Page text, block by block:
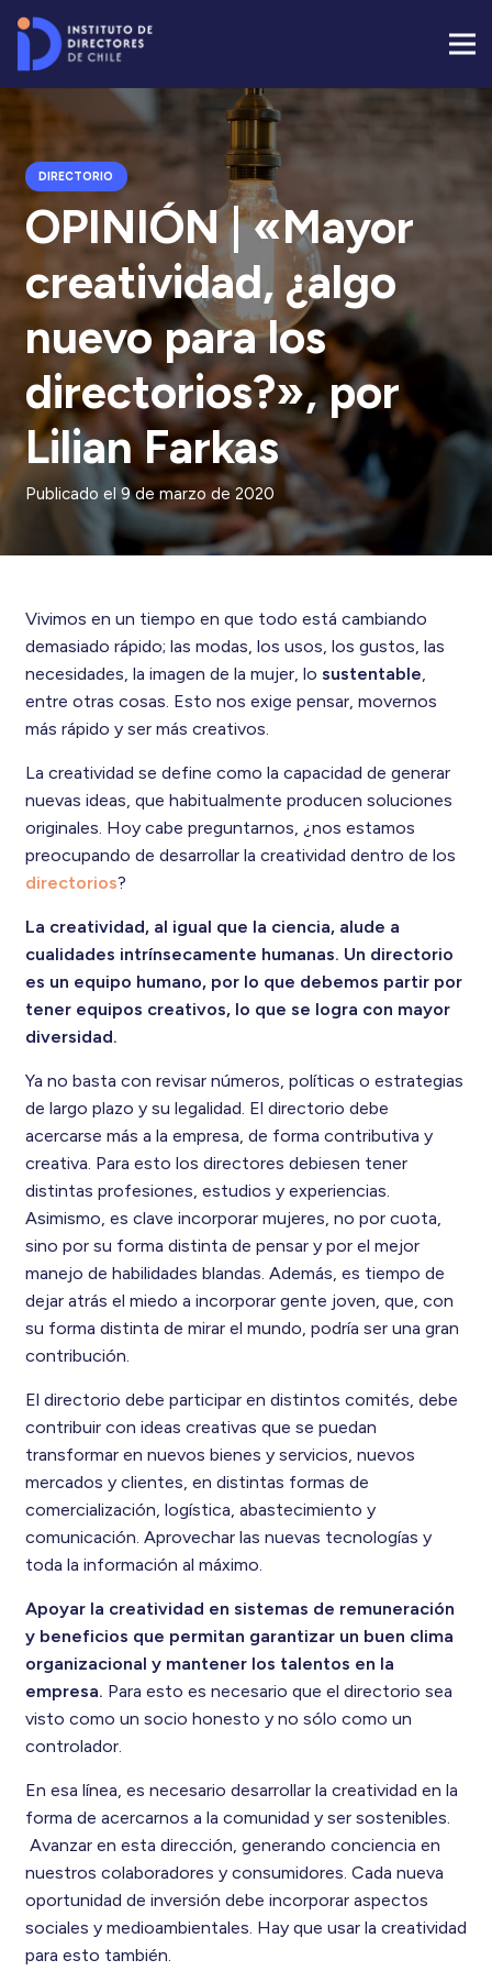
DIRECTORIO
OPINIÓN | «Mayor
creatividad, ¿algo
nuevo para los
directorios?», por
Lilian Farkas
Publicado el 9 de marzo de 2020
Vivimos en un tiempo en que todo está cambiando
demasiado rápido; las modas, los usos, los gustos, las
necesidades, la imagen de la mujer, lo sustentable,
entre otras cosas. Esto nos exige pensar, movernos
más rápido y ser más creativos.
La creatividad se define como la capacidad de generar
nuevas ideas, que habitualmente producen soluciones
originales. Hoy cabe preguntarnos, ¿nos estamos
preocupando de desarrollar la creatividad dentro de los
directorios?
La creatividad, al igual que la ciencia, alude a
cualidades intrínsecamente humanas. Un directorio
es un equipo humano, por lo que debemos partir por
tener equipos creativos, lo que se logra con mayor
diversidad.
Ya no basta con revisar números, políticas o estrategias
de largo plazo y su legalidad. El directorio debe
acercarse más a la empresa, de forma contributiva y
creativa. Para esto los directores debiesen tener
distintas profesiones, estudios y experiencias.
Asimismo, es clave incorporar mujeres, no por cuota,
sino por su forma distinta de pensar y por el mejor
manejo de habilidades blandas. Además, es tiempo de
dejar atrás el miedo a incorporar gente joven, que, con
su forma distinta de mirar el mundo, podría ser una gran
contribución.
El directorio debe participar en distintos comités, debe
contribuir con ideas creativas que se puedan
transformar en nuevos bienes y servicios, nuevos
mercados y clientes, en distintas formas de
comercialización, logística, abastecimiento y
comunicación. Aprovechar las nuevas tecnologías y
toda la información al máximo.
Apoyar la creatividad en sistemas de remuneración
y beneficios que permitan garantizar un buen clima
organizacional y mantener los talentos en la
empresa. Para esto es necesario que el directorio sea
visto como un socio honesto y no sólo como un
controlador.
En esa línea, es necesario desarrollar la creatividad en la
forma de acercarnos a la comunidad y ser sostenibles.
Avanzar en esta dirección, generando conciencia en
nuestros colaboradores y consumidores. Cada nueva
oportunidad de inversión debe incorporar aspectos
sociales y medioambientales. Hay que usar la creatividad
para esto también.